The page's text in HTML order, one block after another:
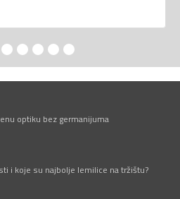
optiku bez germanijuma
i koje su najbolje lemilice na tržištu?